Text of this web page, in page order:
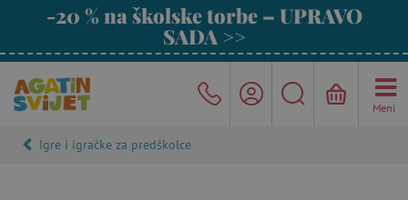
-20 % na školske torbe – UPRAVO
SADA >>
Meni
Igre i igračke za predškolce